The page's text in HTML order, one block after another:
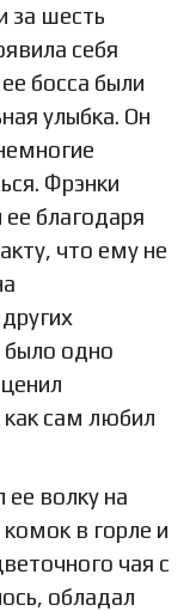
за шесть
себя
босса были
улыбка. Он
Фрэнки
ее благодаря
что ему не
было одно
сам любил
ее волку на
в горле и
чая с
обладал